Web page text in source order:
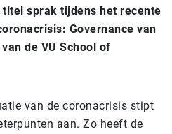
sprak tijdens het recente
Governance van
de VU School of
van de coronacrisis stipt
aan. Zo heeft de